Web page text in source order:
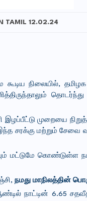
TAMIL 12.02.24
நிலையில்,
இழப்பீட்டு முறையை
சரக்கு மற்றும்‌ சேவை
மட்டுமே கொண்டுள்ள
நமது மாநிலத்தின்‌
நாட்டின்‌ 6.65